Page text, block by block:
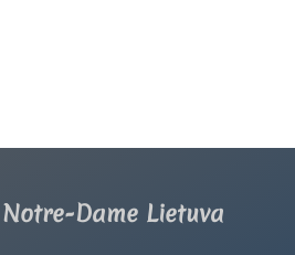
Dame Lietuva